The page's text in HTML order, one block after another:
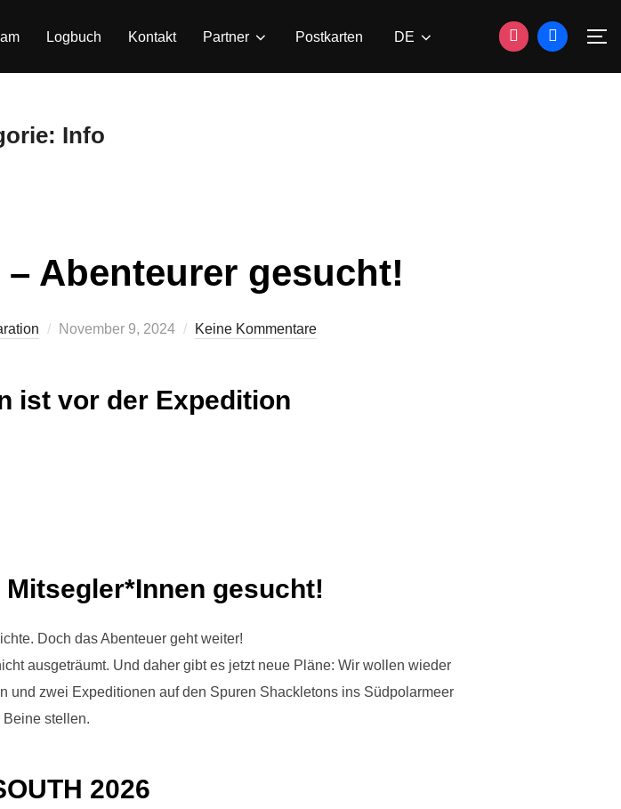
Logbuch Kontakt Partner Postkarten DE
Info
Abenteurer gesucht!
Veröffentlicht
November 9, 2024 Keine Kommentare
ist vor der Expedition
Mitsegler*Innen gesucht!
Doch das Abenteuer geht weiter!
ausgeträumt. Und daher gibt es jetzt neue Pläne: Wir wollen wieder
und zwei Expeditionen auf den Spuren Shackletons ins Südpolarmeer
Beine stellen.
2026